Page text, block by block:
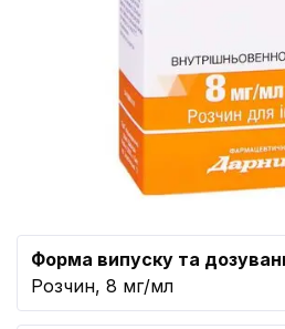
Форма випуску та
Розчин, 8 мг/мл